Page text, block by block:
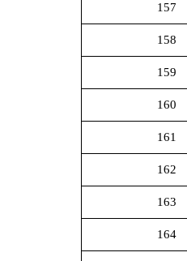
157
158
159
160
161
162
163
164